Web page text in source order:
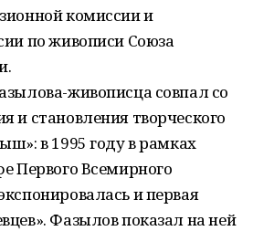
комиссии и
по живописи Союза
живописца совпал со
и становления творческого
в 1995 году в рамках
Первого Всемирного
и первая
Фазылов показал на ней